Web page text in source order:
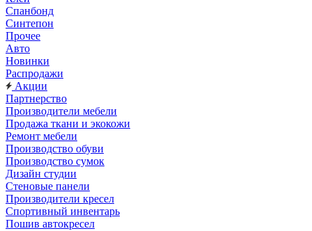
Спанбонд
Синтепон
Прочее
Авто
Новинки
Распродажи
Акции
Партнерство
Производители мебели
Продажа ткани и экокожи
Ремонт мебели
Производство обуви
Производство сумок
Дизайн студии
Стеновые панели
Производители кресел
Спортивный инвентарь
Пошив автокресел